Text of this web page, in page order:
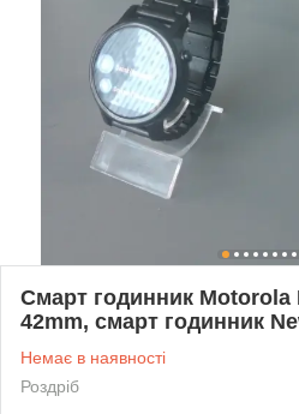
Смарт годинник Motorola
42mm, смарт годинник
Немає в наявності
Роздріб